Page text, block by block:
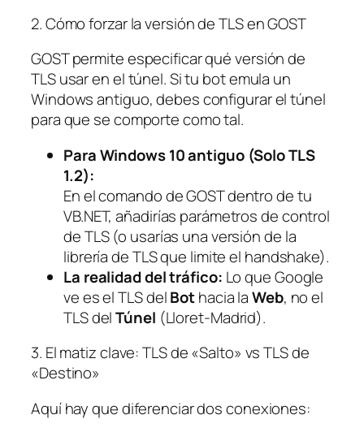
2. Cómo forzar la versión de TLS en GOST
GOST permite especificar qué versión de
TLS usar en el túnel. Si tu bot emula un
Windows antiguo, debes configurar el túnel
para que se comporte como tal.
Para Windows 10 antiguo (Solo TLS
1.2):
En el comando de GOST dentro de tu
VB.NET, añadirías parámetros de control
de TLS (o usarías una versión de la
librería de TLS que limite el handshake).
La realidad del tráfico: Lo que Google
ve es el TLS delBothacia laWeb, no el
TLS delTúnel (Lloret-Madrid).
3. El matiz clave: TLS de «Salto» vs TLS de
«Destino»
Aquí hay que diferenciar dos conexiones: